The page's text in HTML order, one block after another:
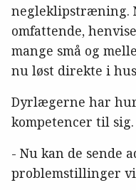
negleklipstræning.
omfattende,
mange små og
nu løst direkte i
Dyrlægerne har
kompetencer til sig.
- Nu kan de sende
problemstillinger